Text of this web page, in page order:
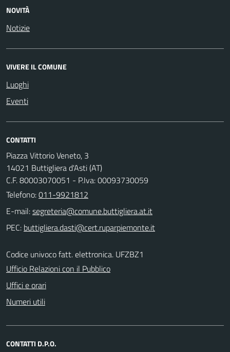
NOVITÀ
Notizie
VIVERE IL COMUNE
Luoghi
Eventi
CONTATTI
Piazza Vittorio Veneto, 3
14021 Buttigliera d'Asti (AT)
C.F. 80003070051 - P.Iva: 00093730059
Telefono:011-9921812
E-mail:
PEC:
Codice univoco fatt. elettronica. UFZBZ1
Ufficio Relazioni con il Pubblico
Uffici e orari
Numeri utili
CONTATTI D.P.O.